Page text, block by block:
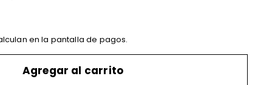
price
en la pantalla de pagos.
Agregar al carrito